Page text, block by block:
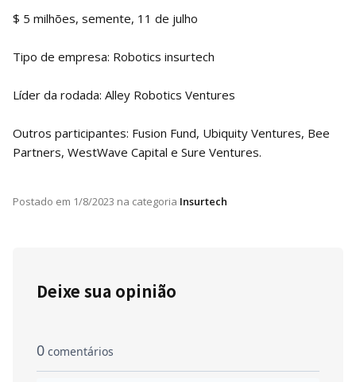
$ 5 milhões, semente, 11 de julho
Tipo de empresa: Robotics insurtech
Líder da rodada: Alley Robotics Ventures
Outros participantes: Fusion Fund, Ubiquity Ventures, Bee
Partners, WestWave Capital e Sure Ventures.
Postado em 1/8/2023 na categoria Insurtech
Deixe sua opinião